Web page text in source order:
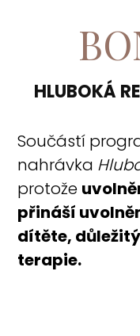
HLUBOKÁ
Součástí
nahrávka
protože
přináší
dítěte,
terapie.